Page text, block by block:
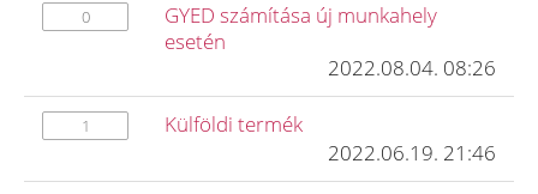
0
GYED számítása új munkahely
esetén
2022.08.04. 08:26
1
Külföldi termék
2022.06.19. 21:46